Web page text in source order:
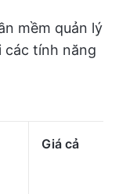
mềm quản lý
các tính năng
Giá cả